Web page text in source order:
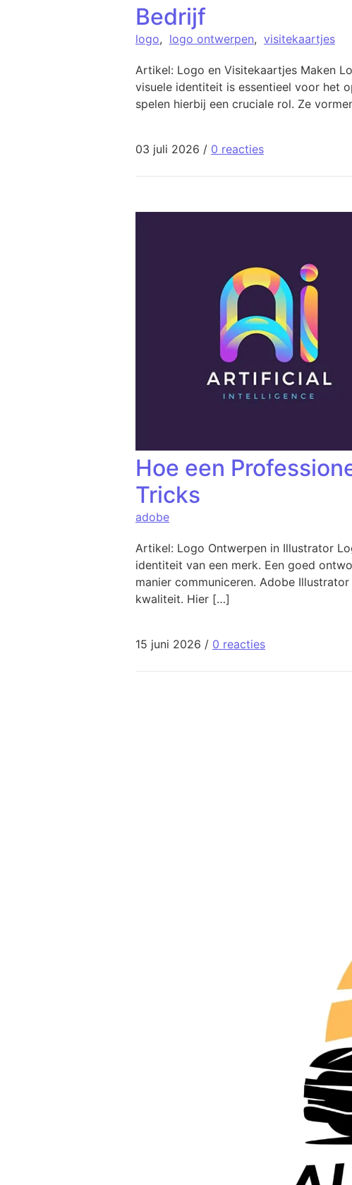
Bedrijf
logo, logo ontwerpen, visitekaartjes
Artikel: Logo en Visitekaartjes Maken
visuele identiteit is essentieel voor het
spelen hierbij een cruciale rol. Ze
03 juli 2026 / 0 reacties
Hoe een
Tricks
adobe
Artikel: Logo Ontwerpen in Illustrator
identiteit van een merk. Een goed
manier communiceren. Adobe
kwaliteit. Hier […]
15 juni 2026 / 0 reacties